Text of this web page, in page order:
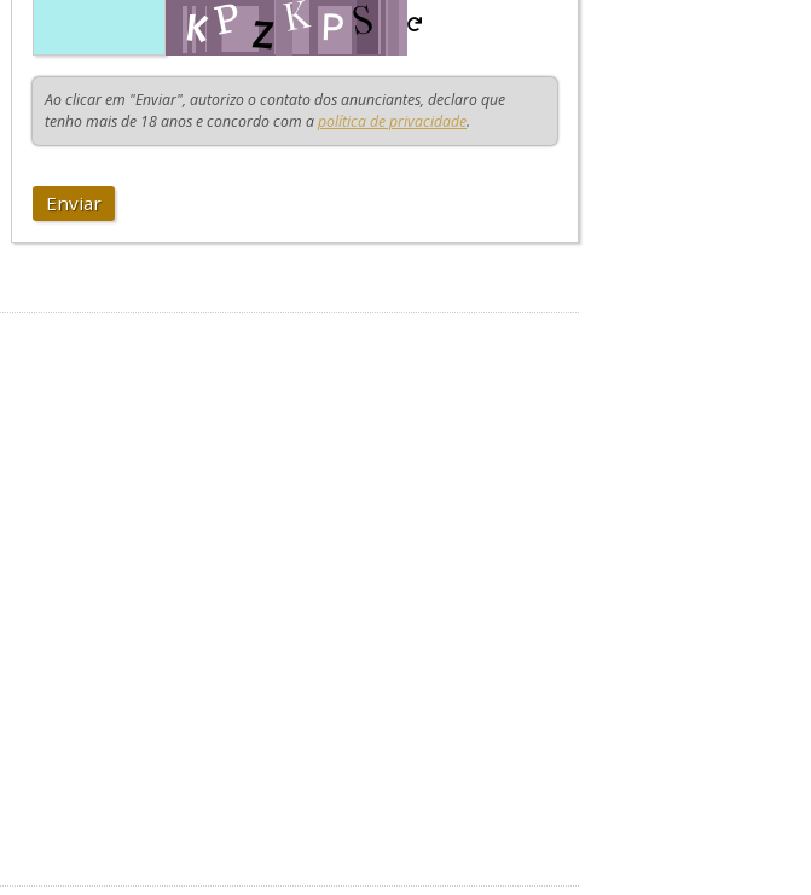
Ao clicar em "Enviar", autorizo o contato dos anunciantes, declaro que
tenho mais de 18 anos e concordo com apolítica de privacidade.
Enviar